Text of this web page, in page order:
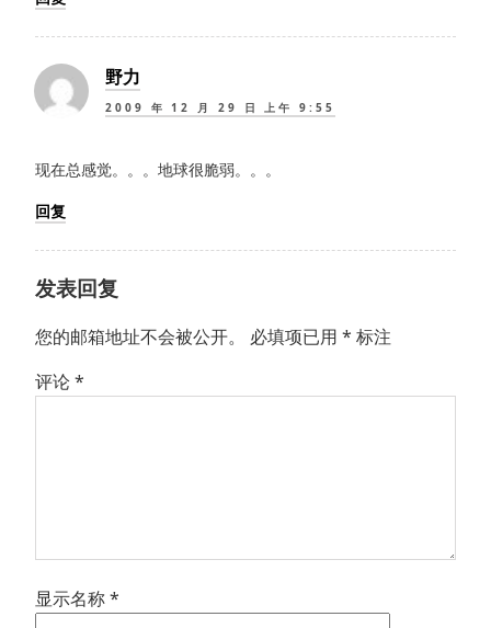
野力
2009 年 12 月 29 日 上午 9:55
现在总感觉。。。地球很脆弱。。。
回复
发表回复
您的邮箱地址不会被公开。 必填项已用 * 标注
评论*
显示名称*